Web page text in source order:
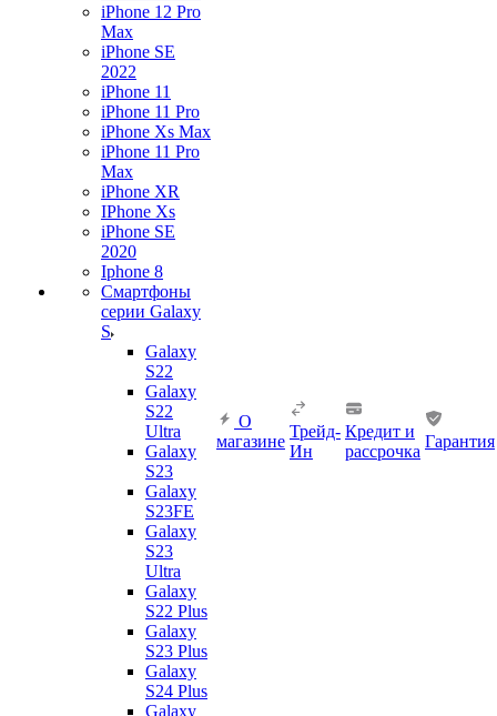
iPhone 12 Pro
Max
iPhone SE
2022
iPhone 11
iPhone 11 Pro
iPhone Xs Max
iPhone 11 Pro
Max
iPhone XR
IPhone Xs
iPhone SE
2020
Iphone 8
Смартфоны
серии Galaxy
S
Galaxy
S22
Galaxy
S22
Ultra
Galaxy
S23
Galaxy
S23FE
Galaxy
S23
Ultra
Galaxy
S22 Plus
Galaxy
S23 Plus
Galaxy
S24 Plus
Galaxy
О
магазине
Трейд-
Ин
Кредит и
рассрочка
Гарантия